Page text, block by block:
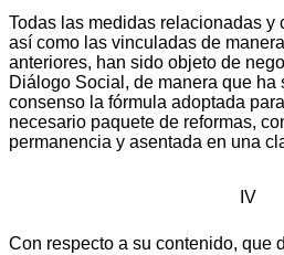
Todas las medidas relacionadas y
así como las vinculadas de
anteriores, han sido objeto de
Diálogo Social, de manera que ha
consenso la fórmula adoptada
necesario paquete de reformas,
permanencia y asentada en una
IV
Con respecto a su contenido, que